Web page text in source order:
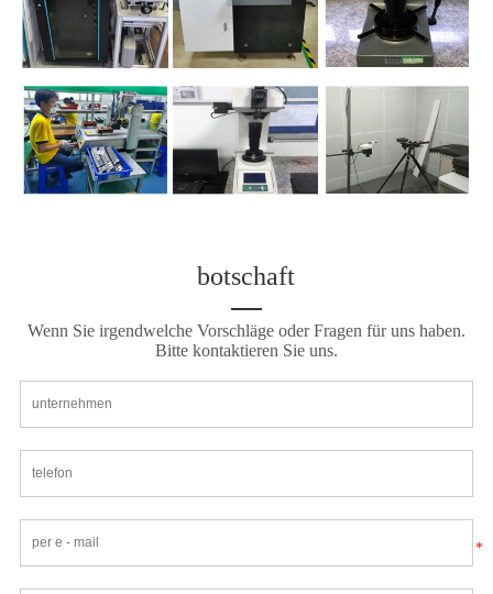
botschaft
Wenn Sie irgendwelche Vorschläge oder Fragen für uns haben.
Bitte kontaktieren Sie uns.
*